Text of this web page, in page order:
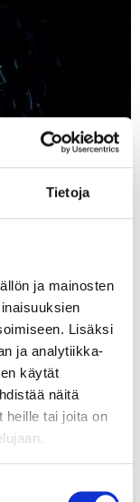
Tietoja
ja mainosten
Lisäksi
ja analytiikka-
käytät
näitä
heille tai joita on